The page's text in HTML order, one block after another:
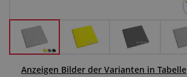
Über uns
Anzeigen Bilder der Varianten in Tabelle